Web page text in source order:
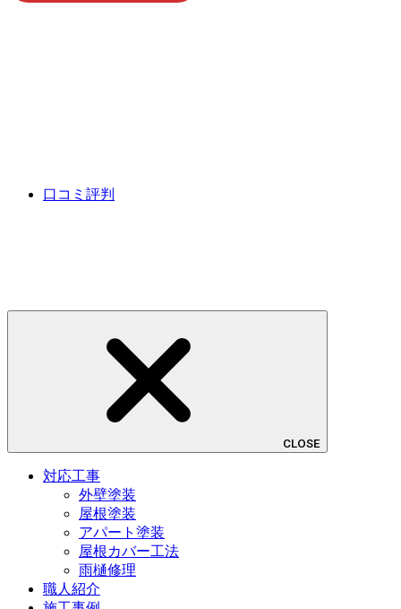
口コミ評判
CLOSE
対応工事
外壁塗装
屋根塗装
アパート塗装
屋根カバー工法
雨樋修理
職人紹介